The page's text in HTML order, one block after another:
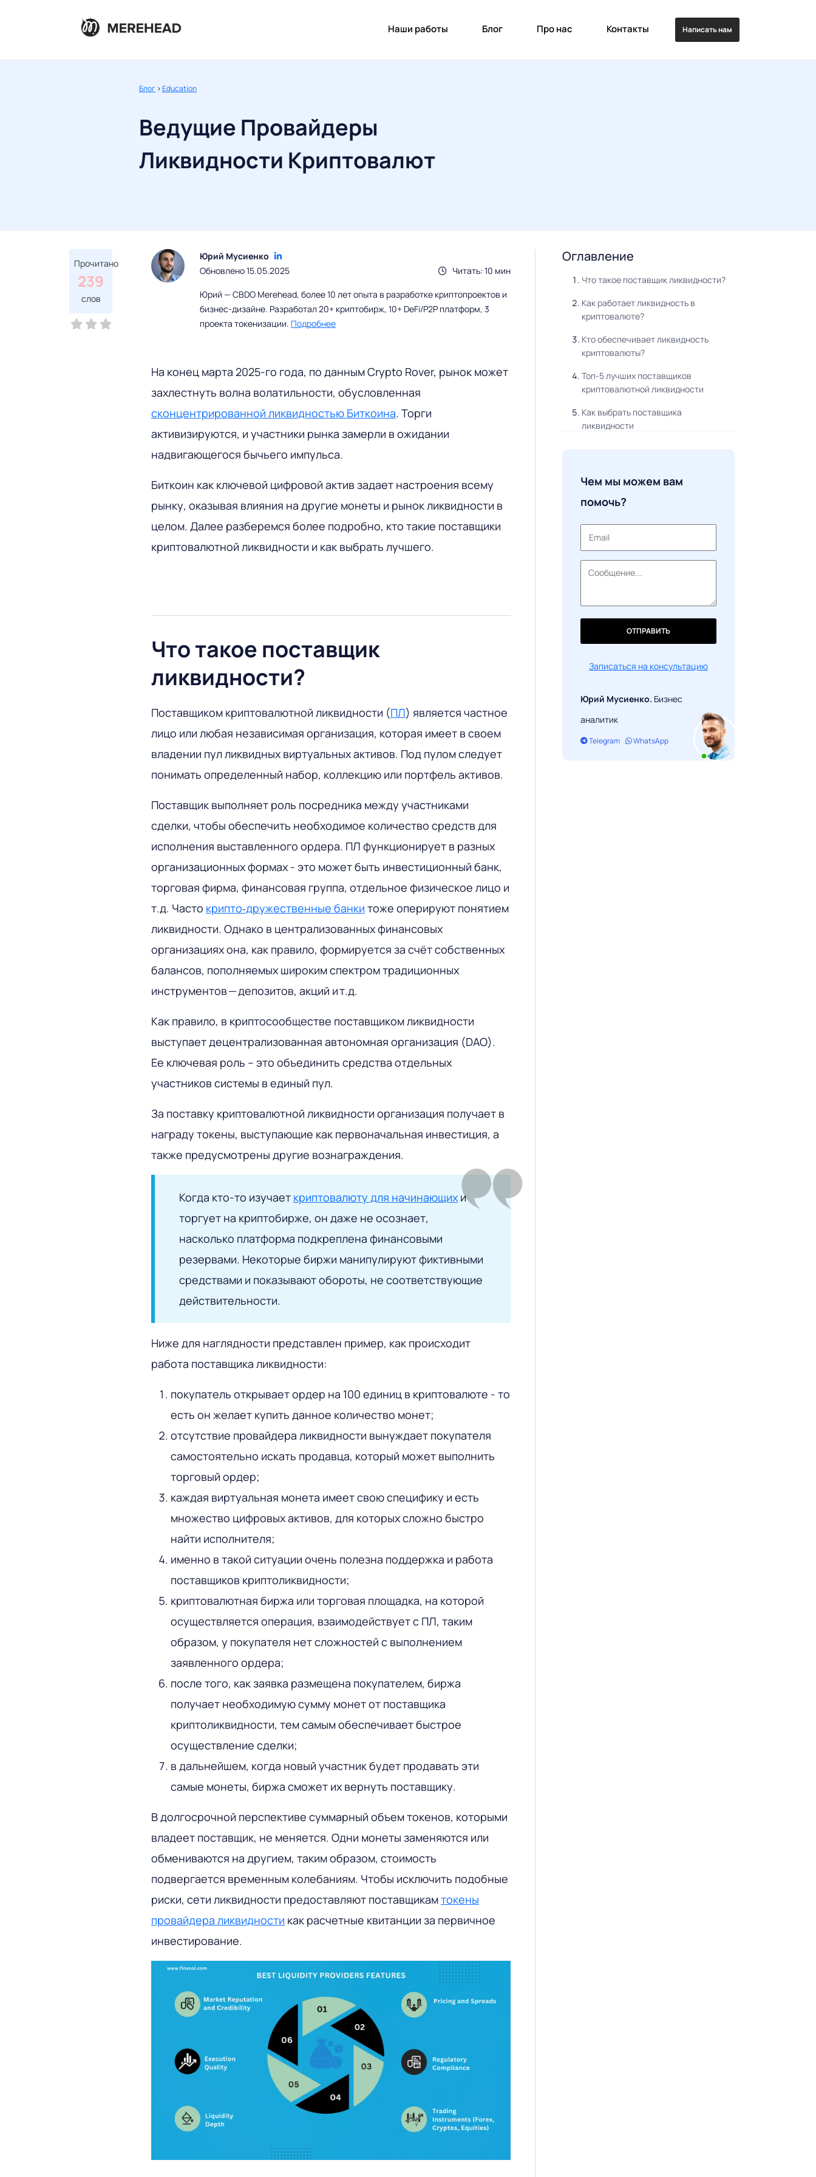
Наши работы Блог Про нас Контакты Написать нам
Блог >Education
Ведущие Провайдеры
Ликвидности Криптовалют
Прочитано
239
слов
Юрий Мусиенко
Читать: 10 мин
Обновлено 15.05.2025
Юрий — CBDO Merehead, более 10 лет опыта в разработке криптопроектов и
бизнес-дизайне. Разработал 20+ криптобирж, 10+ DeFi/P2P платформ, 3
проекта токенизации. Подробнее
На конец марта 2025-го года, по данным Crypto Rover, рынок может
захлестнуть волна волатильности, обусловленная
сконцентрированной ликвидностью Биткоина. Торги
активизируются, и участники рынка замерли в ожидании
надвигающегося бычьего импульса.
Биткоин как ключевой цифровой актив задает настроения всему
рынку, оказывая влияния на другие монеты и рынок ликвидности в
целом. Далее разберемся более подробно, кто такие поставщики
криптовалютной ликвидности и как выбрать лучшего.
Что такое поставщик
ликвидности?
Поставщиком криптовалютной ликвидности (ПЛ) является частное
лицо или любая независимая организация, которая имеет в своем
владении пул ликвидных виртуальных активов. Под пулом следует
понимать определенный набор, коллекцию или портфель активов.
Поставщик выполняет роль посредника между участниками
сделки, чтобы обеспечить необходимое количество средств для
исполнения выставленного ордера. ПЛ функционирует в разных
организационных формах - это может быть инвестиционный банк,
торговая фирма, финансовая группа, отдельное физическое лицо и
т.д. Часто крипто‑дружественные банки тоже оперируют понятием
ликвидности. Однако в централизованных финансовых
организациях она, как правило, формируется за счёт собственных
балансов, пополняемых широким спектром традиционных
инструментов — депозитов, акций и т.д.
Как правило, в криптосообществе поставщиком ликвидности
выступает децентрализованная автономная организация (DAO).
Ее ключевая роль – это объединить средства отдельных
участников системы в единый пул.
За поставку криптовалютной ликвидности организация получает в
награду токены, выступающие как первоначальная инвестиция, а
также предусмотрены другие вознаграждения.
Когда кто-то изучает криптовалюту для начинающих и
торгует на криптобирже, он даже не осознает,
насколько платформа подкреплена финансовыми
резервами. Некоторые биржи манипулируют фиктивными
средствами и показывают обороты, не соответствующие
действительности.
Ниже для наглядности представлен пример, как происходит
работа поставщика ликвидности:
покупатель открывает ордер на 100 единиц в криптовалюте - то
есть он желает купить данное количество монет;
отсутствие провайдера ликвидности вынуждает покупателя
самостоятельно искать продавца, который может выполнить
торговый ордер;
каждая виртуальная монета имеет свою специфику и есть
множество цифровых активов, для которых сложно быстро
найти исполнителя;
именно в такой ситуации очень полезна поддержка и работа
поставщиков криптоликвидности;
криптовалютная биржа или торговая площадка, на которой
осуществляется операция, взаимодействует с ПЛ, таким
образом, у покупателя нет сложностей с выполнением
заявленного ордера;
после того, как заявка размещена покупателем, биржа
получает необходимую сумму монет от поставщика
криптоликвидности, тем самым обеспечивает быстрое
осуществление сделки;
в дальнейшем, когда новый участник будет продавать эти
самые монеты, биржа сможет их вернуть поставщику.
В долгосрочной перспективе суммарный объем токенов, которыми
владеет поставщик, не меняется. Одни монеты заменяются или
обмениваются на другием, таким образом, стоимость
подвергается временным колебаниям. Чтобы исключить подобные
риски, сети ликвидности предоставляют поставщикамтокены
провайдера ликвидности как расчетные квитанции за первичное
инвестирование.
Оглавление
Что такое поставщик ликвидности?
Как работает ликвидность в
криптовалюте?
Кто обеспечивает ликвидность
криптовалюты?
Топ-5 лучших поставщиков
криптовалютной ликвидности
Как выбрать поставщика
ликвидности
ликвидности
Часто задаваемые вопросы
Чем мы можем вам
помочь?
ОТПРАВИТЬ
Записаться на консультацию
Юрий Мусиенко. Бизнес
аналитик
Telegram WhatsApp